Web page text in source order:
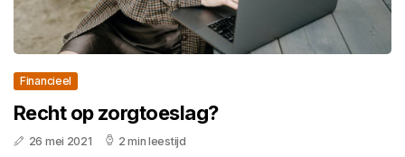
Financieel
Recht op zorgtoeslag?
26 mei 2021 2 min leestijd